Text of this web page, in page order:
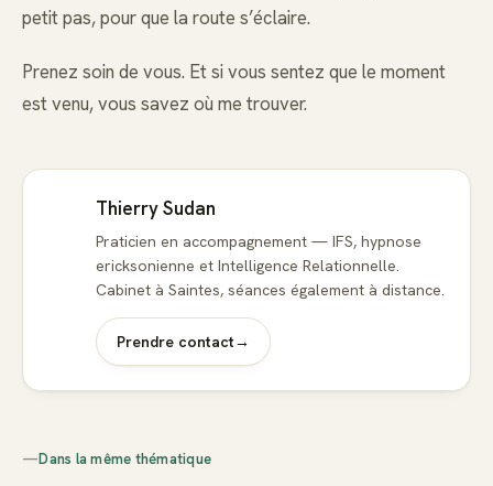
petit pas, pour que la route s’éclaire.
Prenez soin de vous. Et si vous sentez que le moment
est venu, vous savez où me trouver.
Thierry Sudan
Praticien en accompagnement — IFS, hypnose
ericksonienne et Intelligence Relationnelle.
Cabinet à Saintes, séances également à distance.
Prendre contact→
—Dans la même thématique